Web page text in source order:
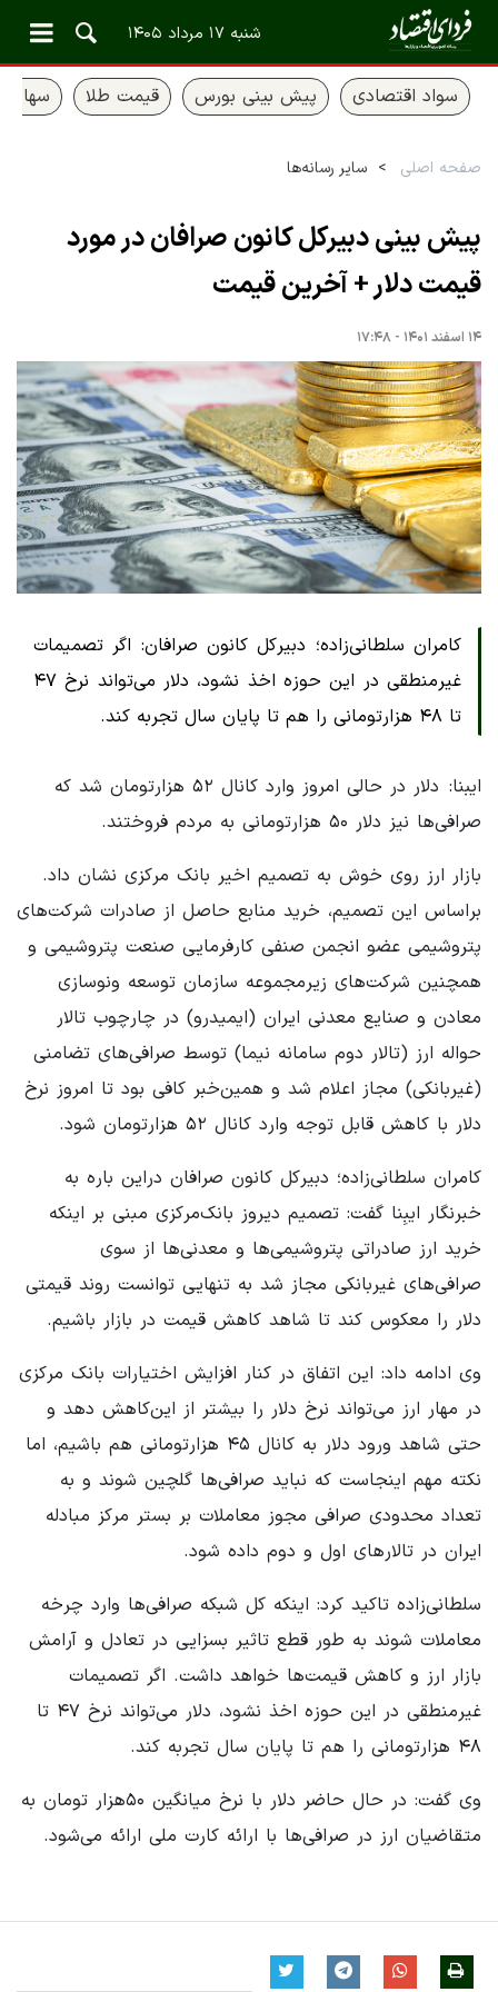
شنبه ۱۷ مرداد ۱۴۰۵
سواد اقتصادی پیش بینی بورس قیمت طلا سهام
صفحه اصلی سایر رسانه‌ها
پیش بینی دبیرکل کانون صرافان در مورد
قیمت دلار + آخرین قیمت
۱۴ اسفند ۱۴۰۱ - ۱۷:۴۸
کامران سلطانی‌زاده؛ دبیرکل کانون صرافان: اگر تصمیمات
غیرمنطقی در این حوزه اخذ نشود، دلار می‌تواند نرخ ۴۷
تا ۴۸ هزارتومانی را هم تا پایان سال تجربه کند.
ایبنا: دلار در حالی امروز وارد کانال ۵۲ هزارتومان شد که
صرافی‌ها نیز دلار ۵۰ هزارتومانی به مردم‌ فروختند.
بازار ارز روی خوش به تصمیم اخیر بانک مرکزی نشان داد.
براساس این تصمیم، خرید منابع حاصل از صادرات شرکت‌های
پتروشیمی عضو انجمن صنفی کارفرمایی صنعت پتروشیمی و
همچنین شرکت‌های زیرمجموعه سازمان توسعه ونوسازی
معادن و صنایع معدنی ایران (ایمیدرو) در چارچوب تالار
حواله ارز (تالار دوم سامانه نیما) توسط صرافی‌های تضامنی
(غیربانکی) مجاز اعلام شد و همین‌خبر کافی بود تا امروز نرخ
دلار با کاهش قابل توجه وارد کانال ۵۲ هزارتومان شود.
کامران سلطانی‌زاده؛ دبیرکل کانون صرافان دراین باره به
خبرنگار ایبِنا گفت: تصمیم دیروز بانک‌مرکزی مبنی بر اینکه
خرید ارز صادراتی پتروشیمی‌ها و معدنی‌ها از سوی
صرافی‌های غیربانکی مجاز شد به تنهایی توانست روند قیمتی
دلار را معکوس کند تا شاهد کاهش قیمت در بازار باشیم.
وی ادامه داد: این اتفاق در کنار افزایش اختیارات بانک مرکزی
در مهار ارز می‌تواند نرخ دلار را بیشتر از این‌کاهش دهد و
حتی شاهد ورود دلار به کانال ۴۵ هزارتومانی هم باشیم، اما
نکته مهم اینجاست که نباید صرافی‌ها گلچین شوند و به
تعداد محدودی صرافی مجوز معاملات بر بستر مرکز مبادله
ایران در تالارهای اول و دوم داده شود.
سلطانی‌زاده تاکید کرد: اینکه کل شبکه صرافی‌ها وارد چرخه
معاملات شوند به طور قطع تاثیر بسزایی در تعادل و آرامش
بازار ارز و کاهش قیمت‌ها خواهد داشت. اگر تصمیمات
غیرمنطقی در این حوزه اخذ نشود، دلار می‌تواند نرخ ۴۷ تا
۴۸ هزارتومانی را هم تا پایان سال تجربه کند.
وی گفت: در حال حاضر دلار با نرخ میانگین ۵۰هزار تومان به
متقاضیان ارز در صرافی‌ها با ارائه کارت ملی ارائه می‌شود.